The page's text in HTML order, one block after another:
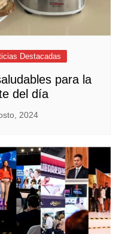
Destacadas
para la
del día
2024